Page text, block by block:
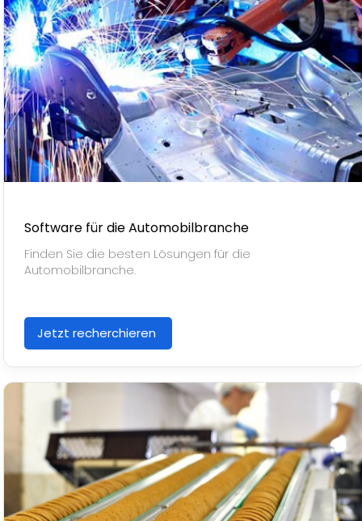
Software für die Automobilbranche
Finden Sie die besten Lösungen für die
Automobilbranche.
Jetzt recherchieren